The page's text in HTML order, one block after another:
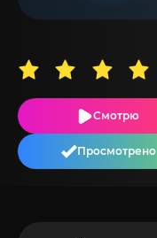
Смотрю
Просмотрено